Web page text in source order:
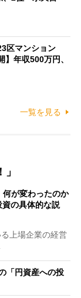
区マンション
】年収500万円、
一覧を見る
が変わったのか
の具体的な説
上場企業の経営
「円資産への投